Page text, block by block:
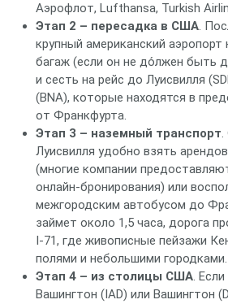
Аэрофлот, Lufthansa, Turkish
Этап 2 – пересадка в США.
крупный американский
багаж (если он не до́лжен быть
и сесть на рейс до Луисвилля
(BNA), которые находятся в
от Франкфурта.
Этап 3 – наземный транспорт.
Луисвилля удобно взять
(многие компании
онлайн‑бронирования) или
межгородским автобусом до
займет около 1,5 часа, дорога
I‑71, где живописные пейзажи
полями и небольшими городками.
Этап 4 – из столицы США.
Вашингтон (IAD) или Вашингтон